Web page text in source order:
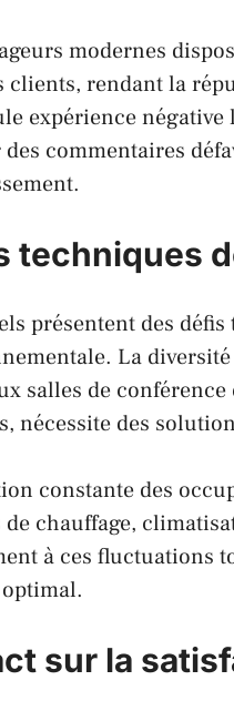
modernes
clients, rendant la
expérience
des commentaires
techniques
présentent des
La
salles de
nécessite des
constante des
chauffage,
à ces fluctuations
sur la